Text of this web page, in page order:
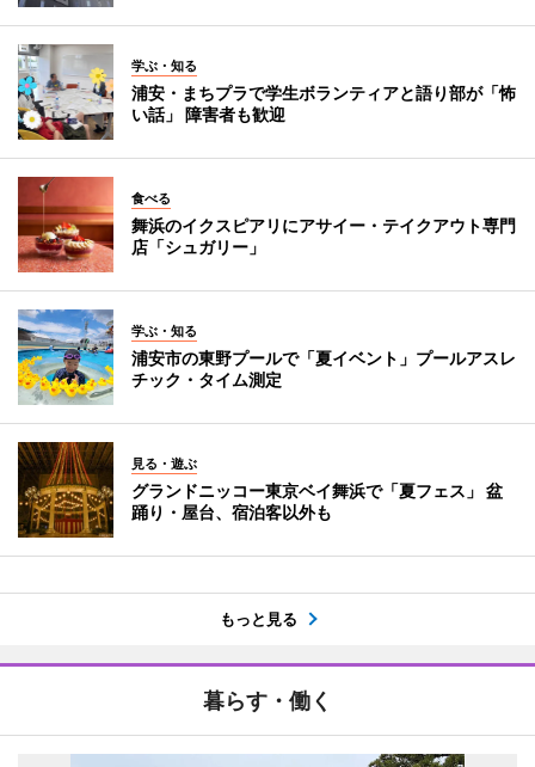
学ぶ・知る
浦安・まちプラで学生ボランティアと語り部が「怖
い話」 障害者も歓迎
食べる
舞浜のイクスピアリにアサイー・テイクアウト専門
店「シュガリー」
学ぶ・知る
浦安市の東野プールで「夏イベント」プールアスレ
チック・タイム測定
見る・遊ぶ
グランドニッコー東京ベイ舞浜で「夏フェス」 盆
踊り・屋台、宿泊客以外も
もっと見る
暮らす・働く